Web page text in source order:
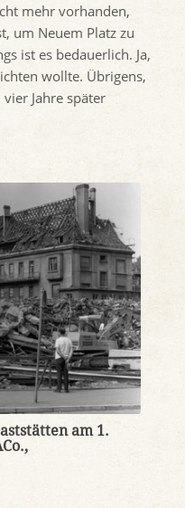
mehr vorhanden,
um Neuem Platz zu
ist es bedauerlich. Ja,
wollte. Übrigens,
Jahre später
am 1.